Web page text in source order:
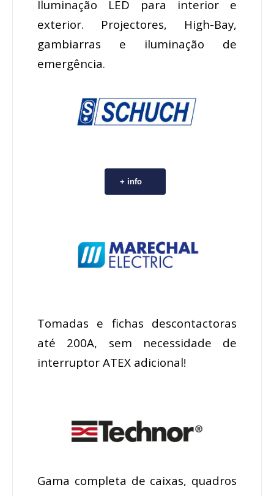
Iluminação LED para interior e
exterior. Projectores, High-Bay,
gambiarras e iluminação de
emergência.
+ info
Tomadas e fichas descontactoras
até 200A, sem necessidade de
interruptor ATEX adicional!
Gama completa de caixas, quadros